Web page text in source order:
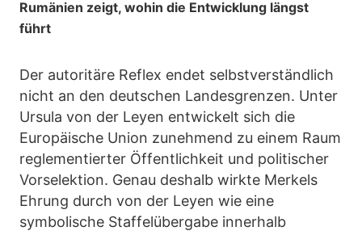
Rumänien zeigt, wohin die Entwicklung längst
führt
Der autoritäre Reflex endet selbstverständlich
nicht an den deutschen Landesgrenzen. Unter
Ursula von der Leyen entwickelt sich die
Europäische Union zunehmend zu einem Raum
reglementierter Öffentlichkeit und politischer
Vorselektion. Genau deshalb wirkte Merkels
Ehrung durch von der Leyen wie eine
symbolische Staffelübergabe innerhalb